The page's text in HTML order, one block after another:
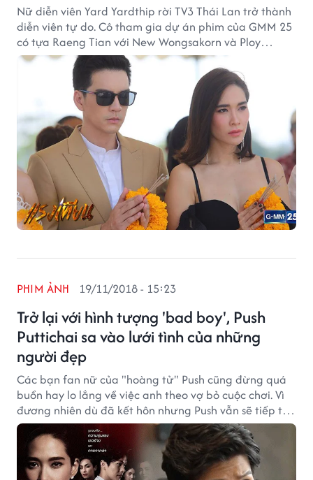
Nữ diễn viên Yard Yardthip rời TV3 Thái Lan trở thành
diễn viên tự do. Cô tham gia dự án phim của GMM 25
có tựa Raeng Tian với New Wongsakorn và Ploy
Chermarn
Trở lại với hình tượng 'bad boy', Push
Puttichai sa vào lưới tình của những
người đẹp
PHIM ẢNH 19/11/2018 - 15:23
Các bạn fan nữ của "hoàng tử" Push cũng đừng quá
buồn hay lo lắng về việc anh theo vợ bỏ cuộc chơi. Vì
đương nhiên dù đã kết hôn nhưng Push vẫn sẽ tiếp tục
tham gia đóng phim, chúng ta vẫn sẽ được xem
những bộ phim hấp dẫn mới từ anh chàng này.